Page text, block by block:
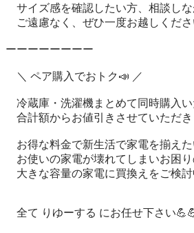
サイズ感を確認したい方、相談し
ご遠慮なく、ぜひ一度お越しくださ
ーーーーーーーー
＼ ペア購入でおトク📣 ／
冷蔵庫・洗濯機まとめて同時購入い
合計額からお値引きさせていただき
お得な料金で新生活で家電を揃えた
お使いの家電が壊れてしまいお困り
大きな容量の家電に買換えをご検
全て りゆーする にお任せ下さい